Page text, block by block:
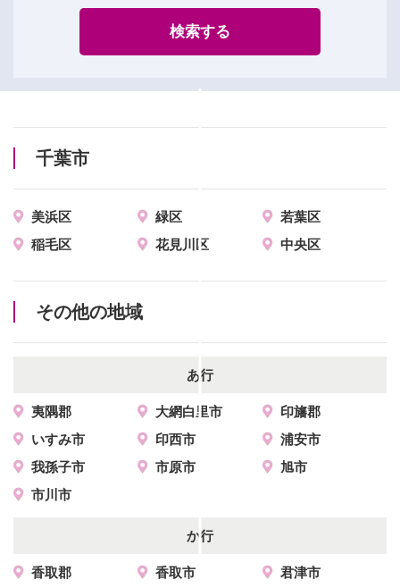
検索する
千葉市
美浜区 緑区
若葉区
稲毛区
花見川区 中央区
その他の地域
あ行
夷隅郡 大網白里市
印旛郡
いすみ市
印西市
浦安市
我孫子市
市原市
旭市
市川市
か行
香取郡 香取市 君津市